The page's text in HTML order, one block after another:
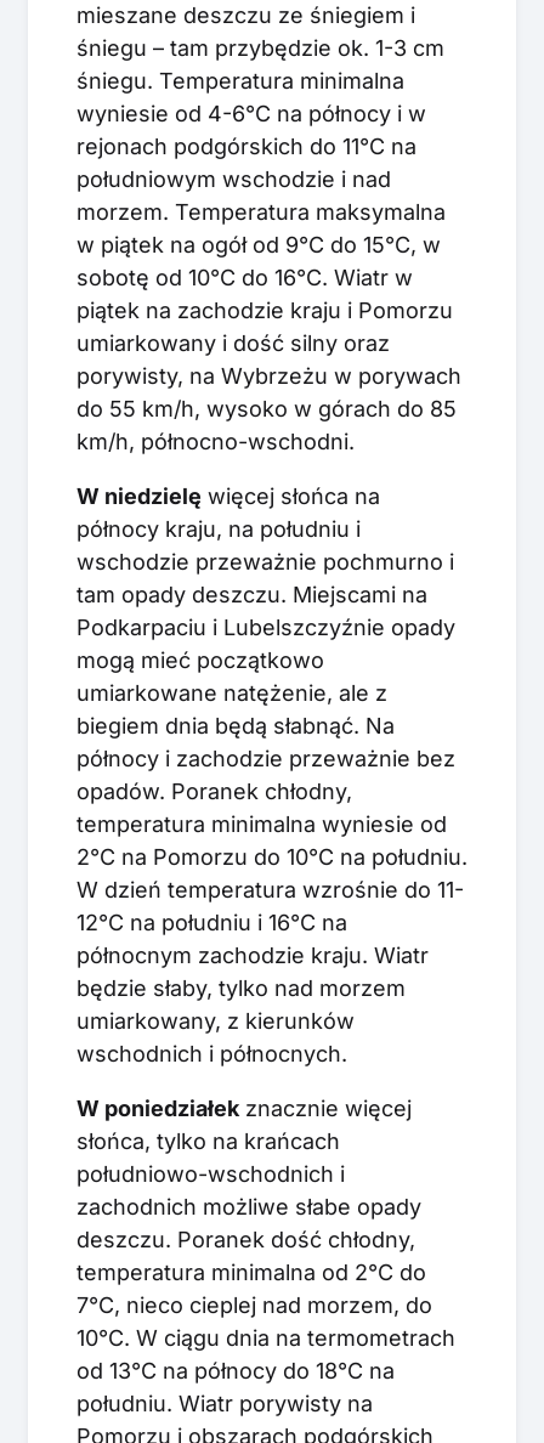
mieszane deszczu ze śniegiem i
śniegu – tam przybędzie ok. 1-3 cm
śniegu. Temperatura minimalna
wyniesie od 4-6°C na północy i w
rejonach podgórskich do 11°C na
południowym wschodzie i nad
morzem. Temperatura maksymalna
w piątek na ogół od 9°C do 15°C, w
sobotę od 10°C do 16°C. Wiatr w
piątek na zachodzie kraju i Pomorzu
umiarkowany i dość silny oraz
porywisty, na Wybrzeżu w porywach
do 55 km/h, wysoko w górach do 85
km/h, północno-wschodni.
W niedzielę więcej słońca na
północy kraju, na południu i
wschodzie przeważnie pochmurno i
tam opady deszczu. Miejscami na
Podkarpaciu i Lubelszczyźnie opady
mogą mieć początkowo
umiarkowane natężenie, ale z
biegiem dnia będą słabnąć. Na
północy i zachodzie przeważnie bez
opadów. Poranek chłodny,
temperatura minimalna wyniesie od
2°C na Pomorzu do 10°C na południu.
W dzień temperatura wzrośnie do 11-
12°C na południu i 16°C na
północnym zachodzie kraju. Wiatr
będzie słaby, tylko nad morzem
umiarkowany, z kierunków
wschodnich i północnych.
W poniedziałek znacznie więcej
słońca, tylko na krańcach
południowo-wschodnich i
zachodnich możliwe słabe opady
deszczu. Poranek dość chłodny,
temperatura minimalna od 2°C do
7°C, nieco cieplej nad morzem, do
10°C. W ciągu dnia na termometrach
od 13°C na północy do 18°C na
południu. Wiatr porywisty na
Pomorzu i obszarach podgórskich